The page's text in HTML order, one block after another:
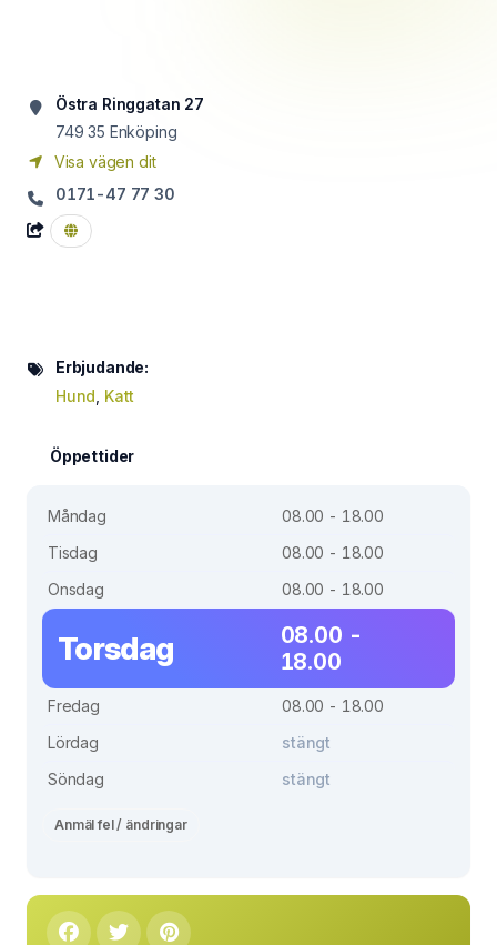
Östra Ringgatan 27
749 35 Enköping
Visa vägen dit
0171-47 77 30
Erbjudande:
Hund Katt
Öppettider
Måndag
08.00 - 18.00
Tisdag
08.00 - 18.00
Onsdag
08.00 - 18.00
Torsdag
08.00 -
18.00
Fredag
08.00 - 18.00
Lördag
stängt
Söndag
stängt
Anmäl fel / ändringar